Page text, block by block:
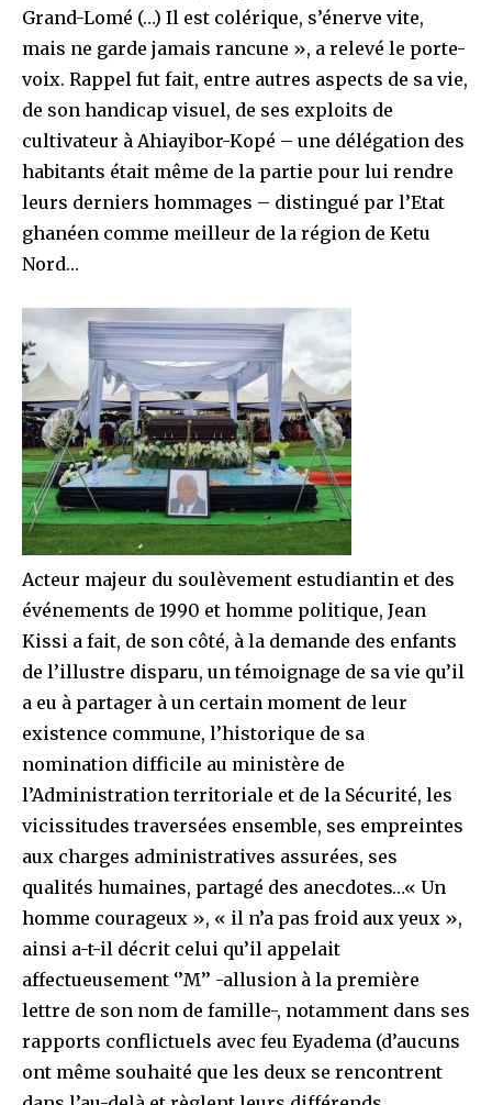
Grand-Lomé (…) Il est colérique, s’énerve vite,
mais ne garde jamais rancune », a relevé le porte-
voix. Rappel fut fait, entre autres aspects de sa vie,
de son handicap visuel, de ses exploits de
cultivateur à Ahiayibor-Kopé – une délégation des
habitants était même de la partie pour lui rendre
leurs derniers hommages – distingué par l’Etat
ghanéen comme meilleur de la région de Ketu
Nord…
Acteur majeur du soulèvement estudiantin et des
événements de 1990 et homme politique, Jean
Kissi a fait, de son côté, à la demande des enfants
de l’illustre disparu, un témoignage de sa vie qu’il
a eu à partager à un certain moment de leur
existence commune, l’historique de sa
nomination difficile au ministère de
l’Administration territoriale et de la Sécurité, les
vicissitudes traversées ensemble, ses empreintes
aux charges administratives assurées, ses
qualités humaines, partagé des anecdotes…« Un
homme courageux », « il n’a pas froid aux yeux »,
ainsi a-t-il décrit celui qu’il appelait
affectueusement ‘’M’’ -allusion à la première
lettre de son nom de famille-, notamment dans ses
rapports conflictuels avec feu Eyadema (d’aucuns
ont même souhaité que les deux se rencontrent